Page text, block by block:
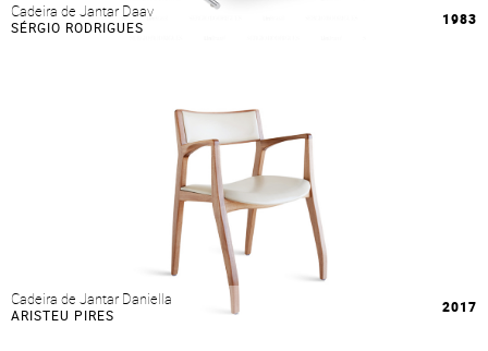
Cadeira de Jantar Daav
SÉRGIO RODRIGUES 1983
Cadeira de Jantar Daniella
ARISTEU PIRES 2017